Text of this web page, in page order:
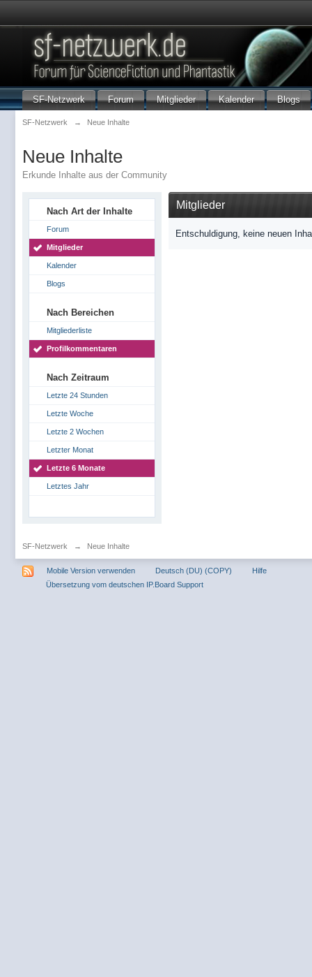
SF-Netzwerk Forum Mitglieder Kalender Blogs
SF-Netzwerk → Neue Inhalte
Neue Inhalte
Erkunde Inhalte aus der Community
Nach Art der Inhalte
Forum
Mitglieder
Kalender
Blogs
Nach Bereichen
Mitgliederliste
Profilkommentaren
Nach Zeitraum
Letzte 24 Stunden
Letzte Woche
Letzte 2 Wochen
Letzter Monat
Letzte 6 Monate
Letztes Jahr
Mitglieder
Entschuldigung, keine neuen
SF-Netzwerk → Neue Inhalte
Mobile Version verwenden Deutsch (DU) (COPY)
Hilfe
Übersetzung vom deutschen IP.Board Support